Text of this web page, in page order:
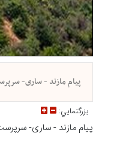
پیام مازند - ساری-
بزرگنمايي:
پیام مازند - ساری-